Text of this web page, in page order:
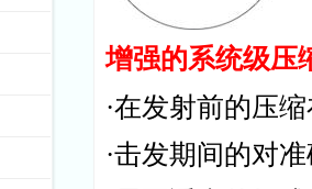
增强的系统级压
·在发射前的压
·击发期间的对